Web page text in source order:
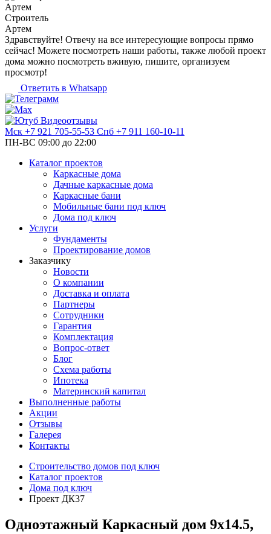
Артем
Строитель
Артем
Здравствуйте! Отвечу на все интересующие вопросы прямо
сейчас! Можете посмотреть наши работы, также любой проект
дома можно посмотреть вживую, пишите, организуем
просмотр!
Ответить в Whatsapp
Видеоотзывы
Мск +7 921 705-55-53 Спб +7 911 160-10-11
ПН-ВС 09:00 до 22:00
Каталог проектов
Каркасные дома
Дачные каркасные дома
Каркасные бани
Мобильные бани под ключ
Дома под ключ
Услуги
Фундаменты
Проектирование домов
Заказчику
Новости
О компании
Доставка и оплата
Партнеры
Сотрудники
Гарантия
Комплектация
Вопрос-ответ
Блог
Схема работы
Ипотека
Материнский капитал
Выполненные работы
Акции
Отзывы
Галерея
Контакты
Строительство домов под ключ
Каталог проектов
Дома под ключ
Проект ДК37
Одноэтажный Каркасный дом 9x14.5,